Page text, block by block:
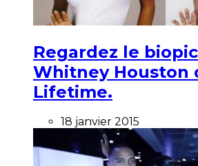
Regardez le
Whitney Houston
Lifetime.
18 janvier 2015